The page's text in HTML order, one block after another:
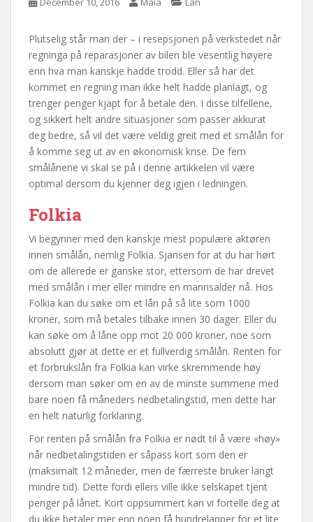
Plutselig står man der – i resepsjonen på verkstedet når
regninga på reparasjoner av bilen ble vesentlig høyere
enn hva man kanskje hadde trodd. Eller så har det
kommet en regning man ikke helt hadde planlagt, og
trenger penger kjapt for å betale den. I disse tilfellene,
og sikkert helt andre situasjoner som passer akkurat
deg bedre, så vil det være veldig greit med et smålån for
å komme seg ut av en økonomisk krise. De fem
smålånene vi skal se på i denne artikkelen vil være
optimal dersom du kjenner deg igjen i ledningen.
Folkia
Vi begynner med den kanskje mest populære aktøren
innen smålån, nemlig Folkia. Sjansen for at du har hørt
om de allerede er ganske stor, ettersom de har drevet
med smålån i mer eller mindre en mannsalder nå. Hos
Folkia kan du søke om et lån på så lite som 1000
kroner, som må betales tilbake innen 30 dager. Eller du
kan søke om å låne opp mot 20 000 kroner, noe som
absolutt gjør at dette er et fullverdig smålån. Renten for
et forbrukslån fra Folkia kan virke skremmende høy
dersom man søker om en av de minste summene med
bare noen få måneders nedbetalingstid, men dette har
en helt naturlig forklaring.
For renten på smålån fra Folkia er nødt til å være «høy»
når nedbetalingstiden er såpass kort som den er
(maksimalt 12 måneder, men de færreste bruker langt
mindre tid). Dette fordi ellers ville ikke selskapet tjent
penger på lånet. Kort oppsummert kan vi fortelle deg at
du ikke betaler mer enn noen få hundrelapper for et lite